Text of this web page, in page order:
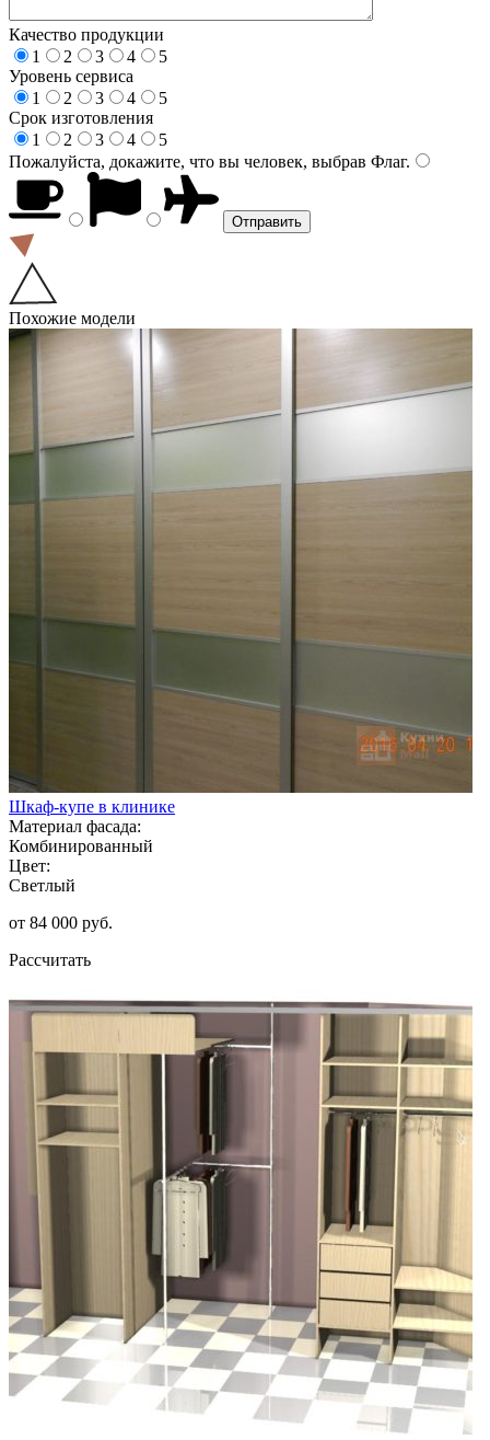
Качество продукции
1
2 3 4
5
Уровень сервиса
1
2 3 4
5
Срок изготовления
1
2 3 4
5
Пожалуйста, докажите, что вы человек, выбрав Флаг.
Похожие модели
Шкаф-купе в клинике
Материал фасада:
Комбинированный
Цвет:
Светлый
от 84 000 руб.
Рассчитать